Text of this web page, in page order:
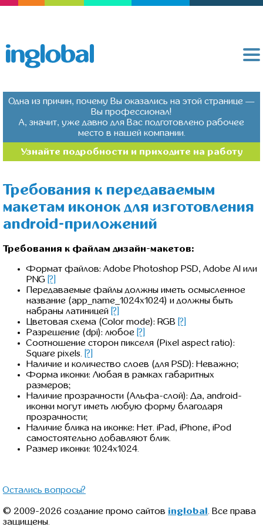
Одна из причин, почему Вы оказались на этой странице —
Вы профессионал!
А, значит, уже давно для Вас подготовлено рабочее
место в нашей компании.
Узнайте подробности и приходите на работу
Требования к передаваемым
макетам иконок для изготовления
android-приложений
Требования к файлам дизайн-макетов:
Формат файлов: Adobe Photoshop PSD, Adobe AI или
PNG [?]
Передаваемые файлы должны иметь осмысленное
название (app_name_1024x1024) и должны быть
набраны латиницей [?]
Цветовая схема (Color mode): RGB [?]
Разрешение (dpi): любое [?]
Соотношение сторон пикселя (Pixel aspect ratio):
Square pixels.
[?]
Наличие и количество слоев (для PSD): Неважно;
Форма иконки: Любая в рамках габаритных
размеров;
Наличие прозрачности (Альфа-слой): Да, android-
иконки могут иметь любую форму благодаря
прозрачности;
Наличие блика на иконке: Нет. iPad, iPhone, iPod
самостоятельно добавляют блик.
Размер иконки: 1024x1024.
Остались вопросы?
© 2009-2026 создание промо сайтов inglobal . Все права
защищены.